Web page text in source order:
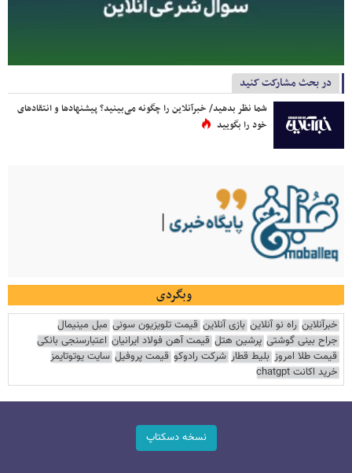
در بحث مشارکت کنید
شما نظر بدهید/ خبرآنلاین را چگونه می‌بینید؟ پیشنهادها و انتقادهای
خود را بگویید
وبگردی
خبرآنلاین راه نو آنلاین بازی آنلاین قیمت تلویزیون سونی مبل مینیمال
جراح بینی گوشتی پرشین هتل قیمت آهن فولاد ایرانیان اعتبارسنجی بانکی
قیمت طلا امروز بلیط قطار شرکت رادوکو قیمت پروفیل سایت یوتوتایمز
خرید اکانت chatgpt
نسخه دسکتاپ